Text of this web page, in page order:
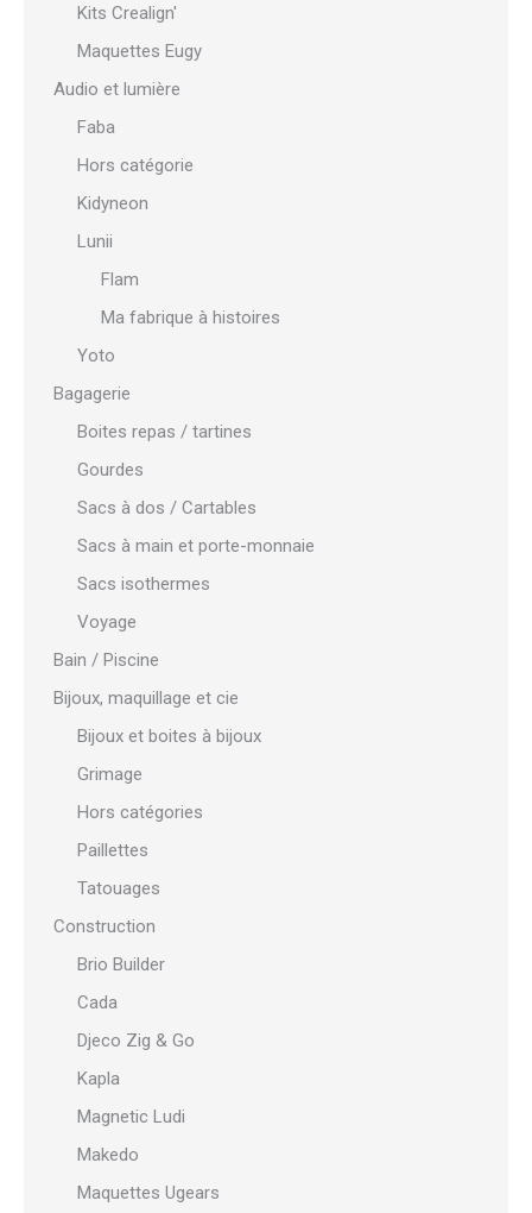
Kits Crealign'
Maquettes Eugy
Audio et lumière
Faba
Hors catégorie
Kidyneon
Lunii
Flam
Ma fabrique à histoires
Yoto
Bagagerie
Boites repas / tartines
Gourdes
Sacs à dos / Cartables
Sacs à main et porte-monnaie
Sacs isothermes
Voyage
Bain / Piscine
Bijoux, maquillage et cie
Bijoux et boites à bijoux
Grimage
Hors catégories
Paillettes
Tatouages
Construction
Brio Builder
Cada
Djeco Zig & Go
Kapla
Magnetic Ludi
Makedo
Maquettes Ugears